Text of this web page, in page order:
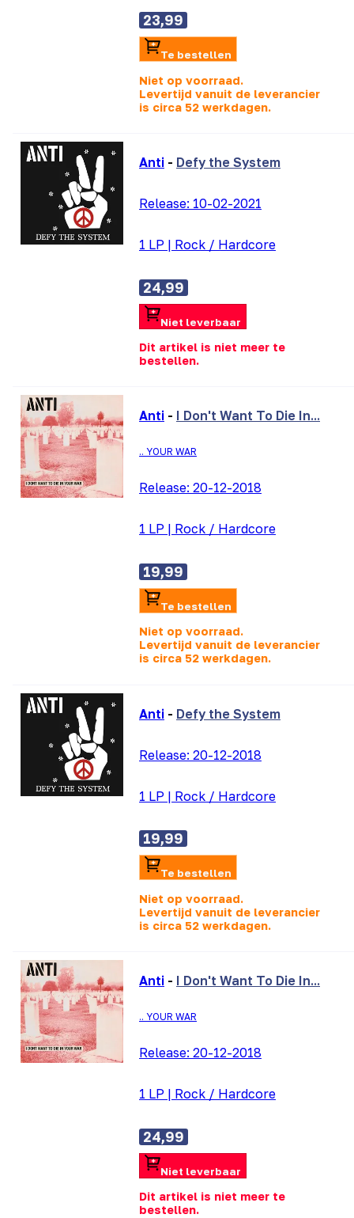
23,99
Te bestellen
Niet op voorraad.
Levertijd vanuit de leverancier
is circa 52 werkdagen.
Anti - Defy the System
Release: 10-02-2021
1 LP | Rock / Hardcore
24,99
Niet leverbaar
Dit artikel is niet meer te
bestellen.
Anti - I Don't Want To Die In...
.. YOUR WAR
Release: 20-12-2018
1 LP | Rock / Hardcore
19,99
Te bestellen
Niet op voorraad.
Levertijd vanuit de leverancier
is circa 52 werkdagen.
Anti - Defy the System
Release: 20-12-2018
1 LP | Rock / Hardcore
19,99
Te bestellen
Niet op voorraad.
Levertijd vanuit de leverancier
is circa 52 werkdagen.
Anti - I Don't Want To Die In...
.. YOUR WAR
Release: 20-12-2018
1 LP | Rock / Hardcore
24,99
Niet leverbaar
Dit artikel is niet meer te
bestellen.